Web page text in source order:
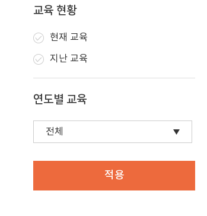
교육 현황
현재 교육
지난 교육
연도별 교육
적용